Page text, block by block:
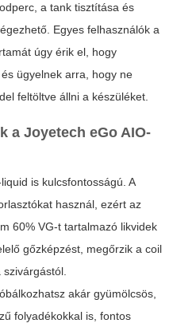
a tank tisztítása és
Egyes felhasználók a
úgy érik el, hogy
ügyelnek arra, hogy ne
feltöltve állni a készüléket.
a Joyetech eGo AIO-
is kulcsfontosságú. A
használ, ezért az
60% VG-t tartalmazó likvidek
gőzképzést, megőrzik a coil
akár gyümölcsös,
folyadékokkal is, fontos